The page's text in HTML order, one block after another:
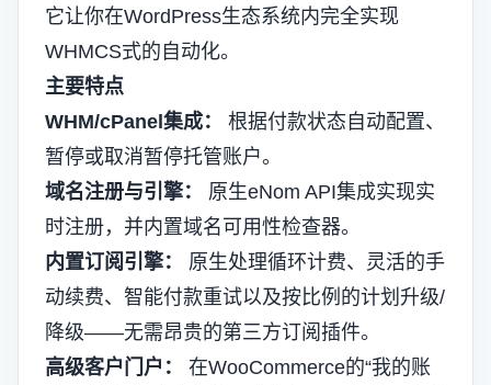
它让你在WordPress生态系统内完全实现
WHMCS式的自动化。
主要特点
WHM/cPanel集成：
根据付款状态自动配置、
暂停或取消暂停托管账户。
域名注册与引擎：
原生eNom API集成实现实
时注册，并内置域名可用性检查器。
内置订阅引擎：
原生处理循环计费、灵活的手
动续费、智能付款重试以及按比例的计划升级/
降级——无需昂贵的第三方订阅插件。
高级客户门户：
在WooCommerce的“我的账